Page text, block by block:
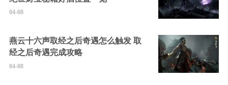
04-08
燕云十六声取经之后奇遇怎么触发 取
经之后奇遇完成攻略
04-08